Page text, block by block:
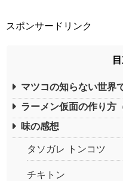
スポンサードリンク
マツコの知らない世界
ラーメン仮面の作り方
味の感想
タソガレ トンコツ
チキトン